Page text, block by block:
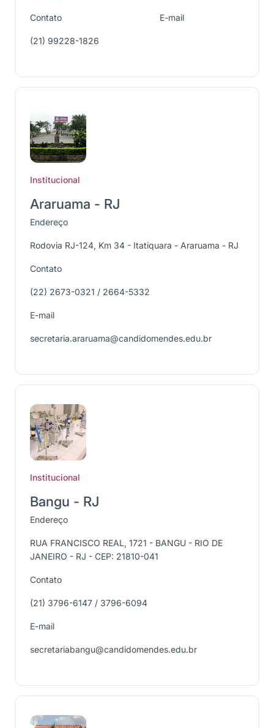
Contato
(21) 99228-1826
E-mail
Institucional
Araruama - RJ
Endereço
Rodovia RJ-124, Km 34 - Itatiquara - Araruama - RJ
Contato
(22) 2673-0321 / 2664-5332
E-mail
secretaria.araruama@candidomendes.edu.br
Institucional
Bangu - RJ
Endereço
RUA FRANCISCO REAL, 1721 - BANGU - RIO DE
JANEIRO - RJ - CEP: 21810-041
Contato
(21) 3796-6147 / 3796-6094
E-mail
secretariabangu@candidomendes.edu.br